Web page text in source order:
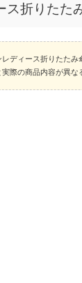
ス折りたた
ディース折りたたみ
際の商品内容が異な